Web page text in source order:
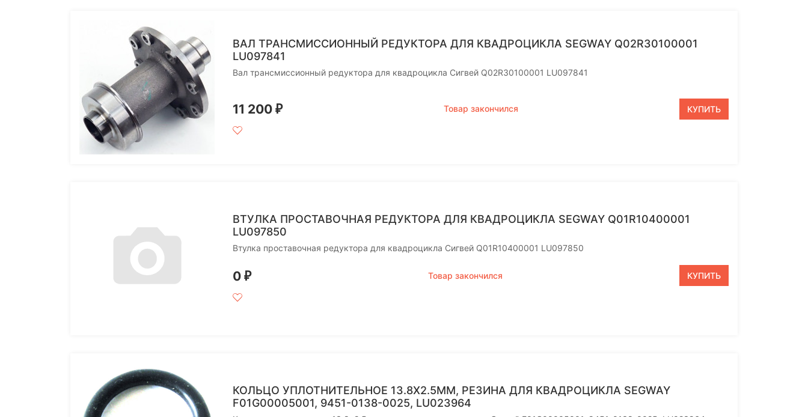
ВАЛ ТРАНСМИССИОННЫЙ РЕДУКТОРА ДЛЯ КВАДРОЦИКЛА SEGWAY Q02R30100001
LU097841
Вал трансмиссионный редуктора для квадроцикла Сигвей Q02R30100001 LU097841
11 200 ₽ Товар закончился КУПИТЬ
ВТУЛКА ПРОСТАВОЧНАЯ РЕДУКТОРА ДЛЯ КВАДРОЦИКЛА SEGWAY Q01R10400001
LU097850
Втулка проставочная редуктора для квадроцикла Сигвей Q01R10400001 LU097850
0 ₽ Товар закончился КУПИТЬ
КОЛЬЦО УПЛОТНИТЕЛЬНОЕ 13.8Х2.5ММ, РЕЗИНА ДЛЯ КВАДРОЦИКЛА SEGWAY
F01G00005001, 9451-0138-0025, LU023964